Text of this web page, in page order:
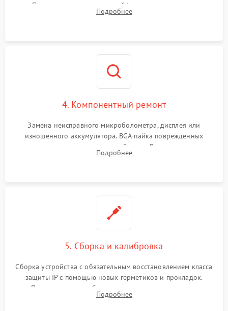
Проверка целостности шлейфов, модуля памяти и
интерфейсов связи. Выявление сгоревших SMD-компонентов
Подробнее
4. Компонентный ремонт
Замена неисправного микроболометра, дисплея или
изношенного аккумулятора. BGA-пайка поврежденных
контроллеров на материнской плате. Восстановление
разъемов и кнопок, замена поврежденных элементов
Подробнее
5. Сборка и калибровка
Сборка устройства с обязательным восстановлением класса
защиты IP с помощью новых герметиков и прокладок.
Программная калибровка матрицы по эталонному
абсолютно черному телу для точного измерения температур.
Подробнее